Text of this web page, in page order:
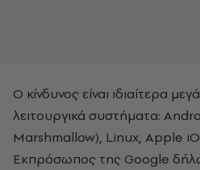
Ο κίνδυνος είναι ιδιαίτερα
λειτουργικά συστήματα:
Marshmallow), Linux, Apple
Εκπρόσωπος της Google